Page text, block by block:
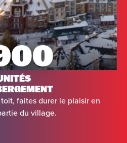
faites durer le plaisir en
du village.